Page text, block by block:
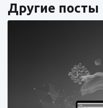
Другие посты